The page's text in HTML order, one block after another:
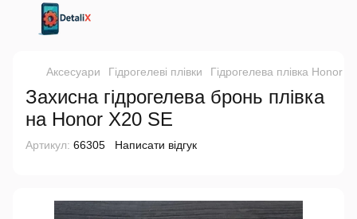
Аксесуари Гідрогелеві плівки Гідрогелева плівка Honor
Захисна гідрогелева бронь плівка
на Honor X20 SE
Артикул: 66305 Написати відгук